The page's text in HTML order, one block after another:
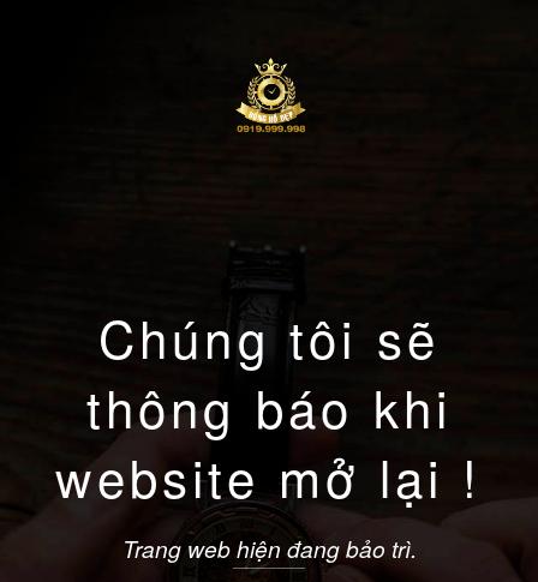
Chúng tôi sẽ
thông báo khi
website mở lại !
Trang web hiện đang bảo trì.